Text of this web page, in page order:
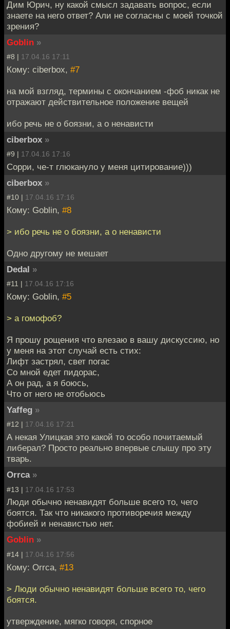
Дим Юрич, ну какой смысл задавать вопрос, если
знаете на него ответ? Али не согласны с моей точкой
зрения?
Goblin »
#8 | 17.04.16 17:11
Кому: ciberbox, #7
на мой взгляд, термины с окончанием -фоб никак не
отражают действительное положение вещей
ибо речь не о боязни, а о ненависти
ciberbox »
#9 | 17.04.16 17:16
Сорри, че-т глюкануло у меня цитирование)))
ciberbox »
#10 | 17.04.16 17:16
Кому: Goblin, #8
> ибо речь не о боязни, а о ненависти
Одно другому не мешает
Dedal »
#11 | 17.04.16 17:16
Кому: Goblin, #5
> а гомофоб?
Я прошу рощения что влезаю в вашу дискуссию, но
у меня на этот случай есть стих:
Лифт застрял, свет погас
Со мной едет пидорас,
А он рад, а я боюсь,
Что от него не отобьюсь
Yaffeg »
#12 | 17.04.16 17:21
А некая Улицкая это какой то особо почитаемый
либерал? Просто реально впервые слышу про эту
тварь.
Orrca »
#13 | 17.04.16 17:53
Люди обычно ненавидят больше всего то, чего
боятся. Так что никакого противоречия между
фобией и ненавистью нет.
Goblin »
#14 | 17.04.16 17:56
Кому: Orrca, #13
> Люди обычно ненавидят больше всего то, чего
боятся.
утверждение, мягко говоря, спорное